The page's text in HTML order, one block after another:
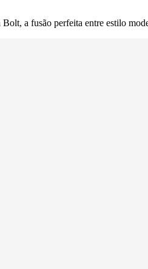
a fusão perfeita entre estilo